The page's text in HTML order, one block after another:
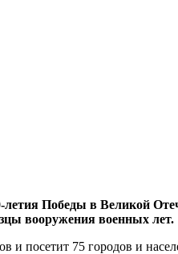
Победы в Великой
вооружения военных лет.
и посетит 75 городов и